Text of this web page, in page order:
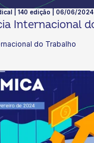
| 140 edição | 06/06/2024
Internacional
do Trabalho